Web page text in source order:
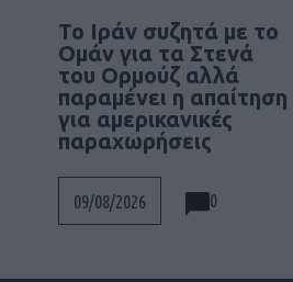
To Ιράν συζητά με το
Ομάν για τα Στενά
του Ορμούζ αλλά
παραμένει η απαίτηση
για αμερικανικές
παραχωρήσεις
09/08/2026 0